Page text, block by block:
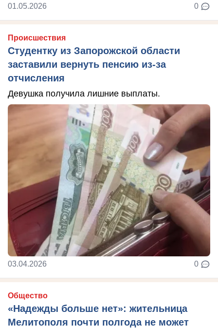
01.05.2026 0
Происшествия
Студентку из Запорожской области
заставили вернуть пенсию из-за
отчисления
Девушка получила лишние выплаты.
03.04.2026 0
Общество
«Надежды больше нет»: жительница
Мелитополя почти полгода не может